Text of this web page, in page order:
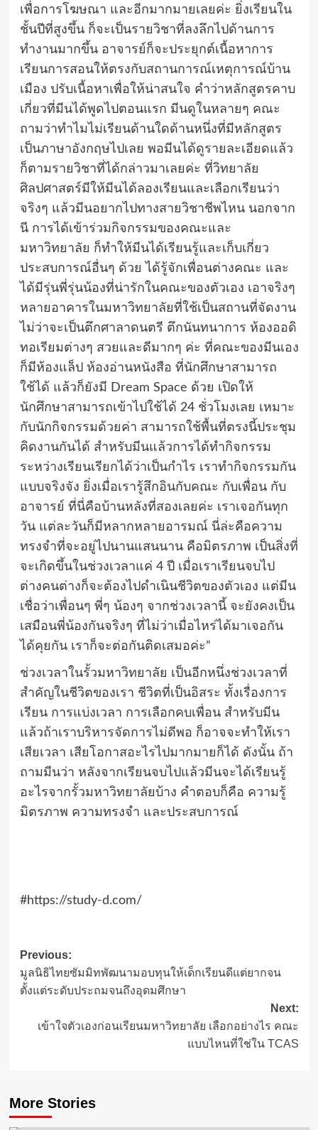
เพื่อการโฆษณา และอีกมากมายเลยค่ะ ยิ่งเรียนใน
ชั้นปีที่สูงขึ้น ก็จะเป็นรายวิชาที่ลงลึกไปด้านการ
ทำงานมากขึ้น อาจารย์ก็จะประยุกต์เนื้อหาการ
เรียนการสอนให้ตรงกับสถานการณ์เหตุการณ์บ้าน
เมือง ปรับเนื้อหาเพื่อให้น่าสนใจ คำว่าหลักสูตรคาบ
เกี่ยวที่มีนได้พูดไปตอนแรก มีนดูในหลายๆ คณะ
ถามว่าทำไมไม่เรียนด้านใดด้านหนึ่งที่มีหลักสูตร
เป็นภาษาอังกฤษไปเลย พอมีนได้ดูรายละเอียดแล้ว
ก็ตามรายวิชาที่ได้กล่าวมาเลยค่ะ ที่วิทยาลัย
ศิลปศาสตร์มีให้มีนได้ลองเรียนและเลือกเรียนว่า
จริงๆ แล้วมีนอยากไปทางสายวิชาชีพไหน นอกจาก
นี การได้เข้าร่วมกิจกรรมของคณะและ
มหาวิทยาลัย ก็ทำให้มีนได้เรียนรู้และเก็บเกี่ยว
ประสบการณ์อื่นๆ ด้วย ได้รู้จักเพื่อนต่างคณะ และ
ได้มีรุ่นพี่รุ่นน้องที่น่ารักในคณะของตัวเอง เอาจริงๆ
หลายอาคารในมหาวิทยาลัยที่ใช้เป็นสถานที่จัดงาน
ไม่ว่าจะเป็นตึกศาลาดนตรี ตึกนันทนาการ ห้องออดิ
ทอเรียมต่างๆ สวยและดีมากๆ ค่ะ ที่คณะของมีนเอง
ก็มีห้องแล็ป ห้องอ่านหนังสือ ที่นักศึกษาสามารถ
ใช้ได้ แล้วก็ยังมี Dream Space ด้วย เปิดให้
นักศึกษาสามารถเข้าไปใช้ได้ 24 ชั่วโมงเลย เหมาะ
กับนักกิจกรรมด้วยค่า สามารถใช้พื้นที่ตรงนี้ประชุม
คิดงานกันได้ สำหรับมีนแล้วการได้ทำกิจกรรม
ระหว่างเรียนเรียกได้ว่าเป็นกำไร เราทำกิจกรรมกัน
แบบจริงจัง ยิ่งเมื่อเรารู้สึกอินกับคณะ กับเพื่อน กับ
อาจารย์ ที่นี่คือบ้านหลังที่สองเลยค่ะ เราเจอกันทุก
วัน แต่ละวันก็มีหลากหลายอารมณ์ นี่ล่ะคือความ
ทรงจำที่จะอยู่ไปนานแสนนาน คือมิตรภาพ เป็นสิ่งที่
จะเกิดขึ้นในช่วงเวลาแค่ 4 ปี เมื่อเราเรียนจบไป
ต่างคนต่างก็จะต้องไปดำเนินชีวิตของตัวเอง แต่มีน
เชื่อว่าเพื่อนๆ พี่ๆ น้องๆ จากช่วงเวลานี้ จะยังคงเป็น
เสมือนพี่น้องกันจริงๆ ที่ไม่ว่าเมื่อไหร่ได้มาเจอกัน
ได้คุยกัน เราก็จะต่อกันติดเสมอค่ะ”
ช่วงเวลาในรั้วมหาวิทยาลัย เป็นอีกหนึ่งช่วงเวลาที่
สำคัญในชีวิตของเรา ชีวิตที่เป็นอิสระ ทั้งเรื่องการ
เรียน การแบ่งเวลา การเลือกคบเพื่อน สำหรับมีน
แล้วถ้าเราบริหารจัดการไม่ดีพอ ก็อาจจะทำให้เรา
เสียเวลา เสียโอกาสอะไรไปมากมายก็ได้ ดังนั้น ถ้า
ถามมีนว่า หลังจากเรียนจบไปแล้วมีนจะได้เรียนรู้
อะไรจากรั้วมหาวิทยาลัยบ้าง คำตอบก็คือ ความรู้
มิตรภาพ ความทรงจำ และประสบการณ์
#https://study-d.com/
Post
navigation
Previous:
มูลนิธิไทยซัมมิทพัฒนามอบทุนให้เด็กเรียนดีแต่ยากจน
ตั้งแต่ระดับประถมจนถึงอุดมศึกษา
Next:
เข้าใจตัวเองก่อนเรียนมหาวิทยาลัย เลือกอย่างไร คณะ
แบบไหนที่ใช่ใน TCAS
More Stories